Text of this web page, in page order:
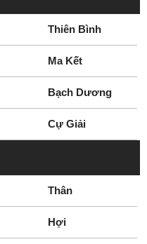
Thiên Bình
Ma Kết
Bạch Dương
Cự Giải
Thân
Hợi